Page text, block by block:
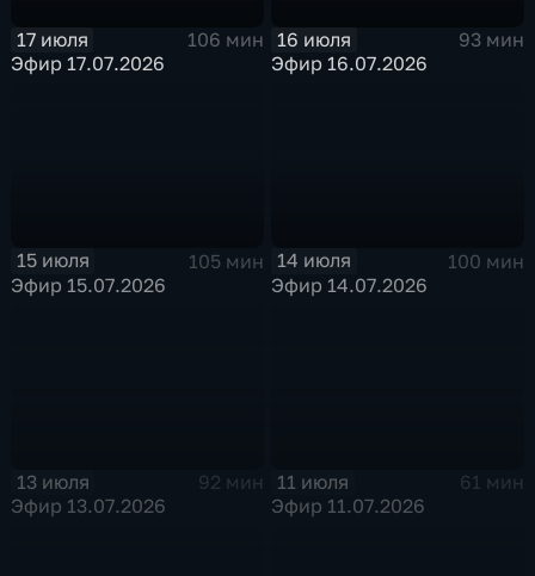
17 июля
106 мин
Эфир 17.07.2026
16 июля
93 мин
Эфир 16.07.2026
15 июля
105 мин
Эфир 15.07.2026
14 июля
100 мин
Эфир 14.07.2026
13 июля
92 мин
Эфир 13.07.2026
11 июля
61 мин
Эфир 11.07.2026